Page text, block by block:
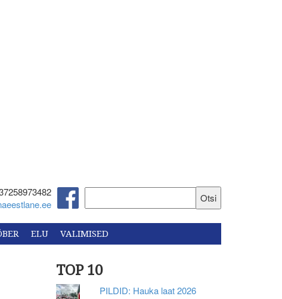
ELU VALIMISED
TOP 10
PILDID: Hauka laat 2026